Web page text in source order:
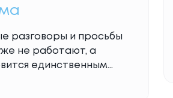
разговоры и просьбы
не работают, а
единственным